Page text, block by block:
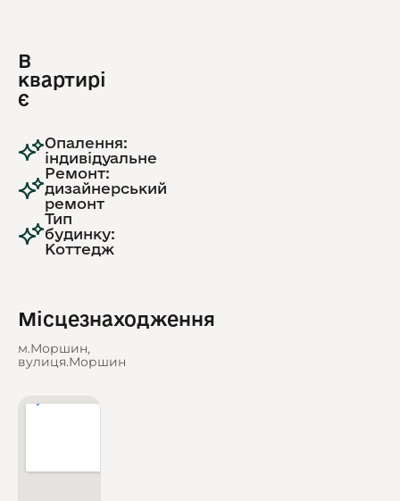
В
квартирі
є
Опалення:
індивідуальне
Ремонт:
дизайнерський
ремонт
Тип
будинку:
Коттедж
Місцезнаходження
м.Моршин,
вулиця.Моршин